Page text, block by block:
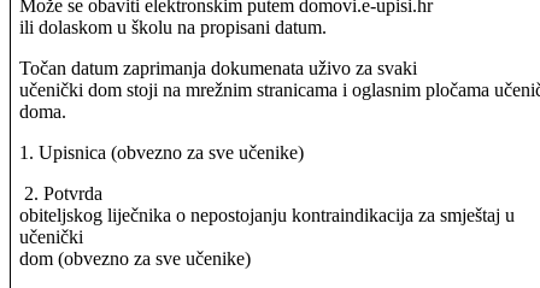
Može se obaviti elektronskim putem domovi.e-upisi.hr
ili dolaskom u školu na propisani datum.
Točan datum zaprimanja dokumenata uživo za svaki
učenički dom stoji na mrežnim stranicama i oglasnim pločama
doma.
1. Upisnica (obvezno za sve učenike)
2. Potvrda
obiteljskog liječnika o nepostojanju kontraindikacija za smještaj u
učenički
dom (obvezno za sve učenike)